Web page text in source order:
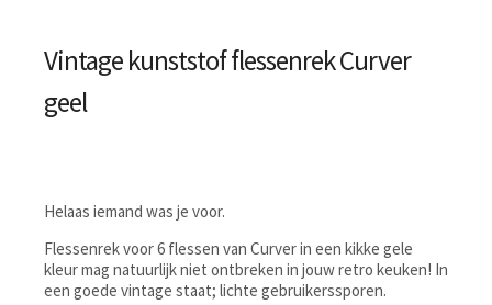
Vintage kunststof flessenrek Curver
geel
Helaas iemand was je voor.
Flessenrek voor 6 flessen van Curver in een kikke gele
kleur mag natuurlijk niet ontbreken in jouw retro keuken! In
een goede vintage staat; lichte gebruikerssporen.